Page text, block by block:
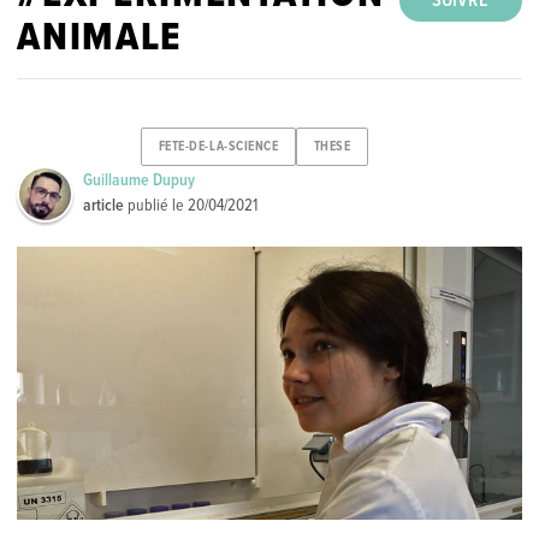
ANIMALE
FETE-DE-LA-SCIENCE THESE
Guillaume Dupuy
article publié le20/04/2021